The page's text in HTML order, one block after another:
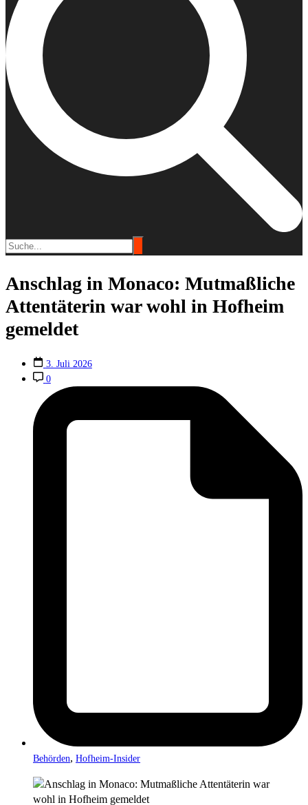
Anschlag in Monaco: Mutmaßliche
Attentäterin war wohl in Hofheim
gemeldet
3. Juli 2026
0
Behörden, Hofheim-Insider